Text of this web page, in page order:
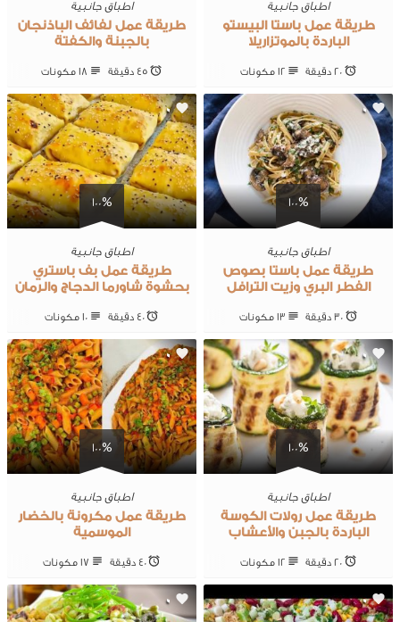
اطباق جانبية
طريقة عمل باستا البيستو
الباردة بالموتزاريلا
20 ‎دقيقة 12 ‎مكونات
اطباق جانبية
طريقة عمل لفائف الباذنجان
بالجبنة والكفتة
45 ‎دقيقة 18 ‎مكونات
100%
0
اطباق جانبية
طريقة عمل باستا بصوص
الفطر البري وزيت الترافل
30 ‎دقيقة 13 ‎مكونات
100%
0
اطباق جانبية
طريقة عمل بف باستري
بحشوة شاورما الدجاج والرمان
40 ‎دقيقة 10 ‎مكونات
100%
0
اطباق جانبية
طريقة عمل رولات الكوسة
الباردة بالجبن والأعشاب
20 ‎دقيقة 12 ‎مكونات
100%
0
اطباق جانبية
طريقة عمل مكرونة بالخضار
الموسمية
40 ‎دقيقة 17 ‎مكونات
0
0